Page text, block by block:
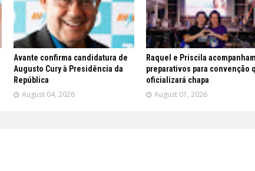
Avante confirma candidatura de
Augusto Cury à Presidência da
República
August 04, 2026
Raquel e Priscila acompanham
preparativos para convenção
oficializará chapa
August 01, 2026